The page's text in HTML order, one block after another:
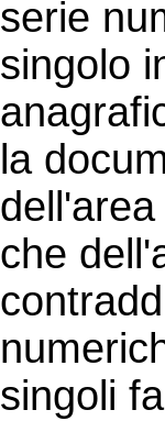
serie
singolo
la
che
singoli